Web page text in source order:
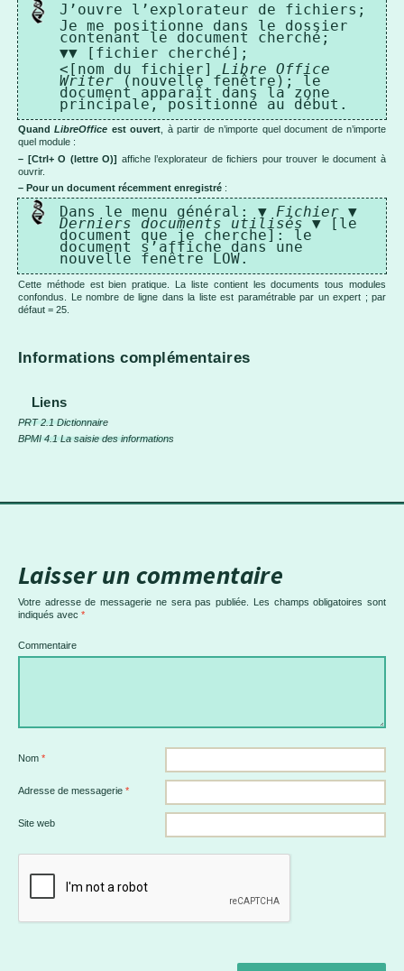
J’ouvre l’explorateur de fichiers;
Je me positionne dans le dossier
contenant le document cherché;
▼▼ [fichier cherché];
<[nom du fichier] Libre Office
Writer (nouvelle fenêtre); le
document apparaît dans la zone
principale, positionné au début.
QuandLibreOffice est ouvert , à partir de n’importe quel document de n’importe
quel module :
– [Ctrl+ O (lettre O)] affiche l’explorateur de fichiers pour trouver le document à
ouvrir.
– Pour un document récemment enregistré :
Dans le menu général: ▼Fichier ▼
Derniers documents utilisés ▼ [le
document que je cherche]: le
document s’affiche dans une
nouvelle fenêtre LOW.
Cette méthode est bien pratique. La liste contient les documents tous modules
confondus. Le nombre de ligne dans la liste est paramétrable par un expert ; par
défaut = 25.
Informations complémentaires
Liens
PRT 2.1 Dictionnaire
BPMI 4.1 La saisie des informations
Laisser un commentaire
Votre adresse de messagerie ne sera pas publiée.
Les champs obligatoires sont
indiqués avec *
Commentaire
Nom *
Adresse de messagerie *
Site web